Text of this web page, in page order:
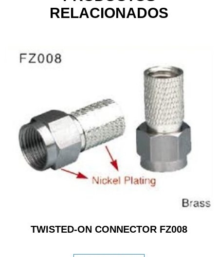
RELACIONADOS
TWISTED-ON CONNECTOR FZ008